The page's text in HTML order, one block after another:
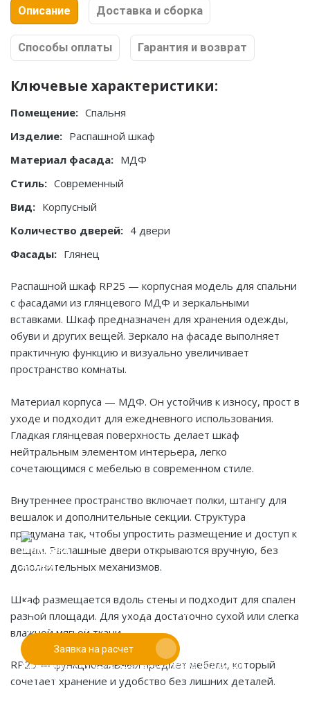
Описание Доставка и сборка
Способы оплаты Гарантия и возврат
Ключевые характеристики:
Помещение: Спальня
Изделие: Распашной шкаф
Материал фасада: МДФ
Стиль: Современный
Вид: Корпусный
Количество дверей: 4 двери
Фасады: Глянец
Распашной шкаф RP25 — корпусная модель для спальни
с фасадами из глянцевого МДФ и зеркальными
вставками. Шкаф предназначен для хранения одежды,
обуви и других вещей. Зеркало на фасаде выполняет
практичную функцию и визуально увеличивает
пространство комнаты.
Материал корпуса — МДФ. Он устойчив к износу, прост в
уходе и подходит для ежедневного использования.
Гладкая глянцевая поверхность делает шкаф
нейтральным элементом интерьера, легко
сочетающимся с мебелью в современном стиле.
Внутреннее пространство включает полки, штангу для
вешалок и дополнительные секции. Структура
продумана так, чтобы упростить размещение и доступ к
вещам. Распашные двери открываются вручную, без
дополнительных механизмов.
Шкаф размещается вдоль стены и подходит для спален
разной площади. Для ухода достаточно сухой или слегка
влажной мягкой ткани.
RP25 — функциональный предмет мебели, который
сочетает хранение и удобство без лишних деталей.
Если у вас есть эскиз то вы можете отправить его
нам для предварительной оценки
Заявка на расчет
При заказе от двух изделий
действует скидка до 10%
Работаем только по индивидуальным проектам.
Адаптируем лучшие идеи дизайнеров под Ваши
потребности.